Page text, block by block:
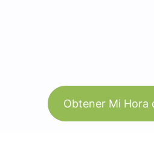
Obtener Mi Hora